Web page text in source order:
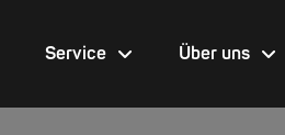
Service Über uns